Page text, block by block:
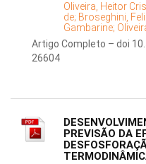
Oliveira, Heitor
de; Broseghini,
Gambarine;
Artigo Completo – doi
26604
PREVISÃO DA